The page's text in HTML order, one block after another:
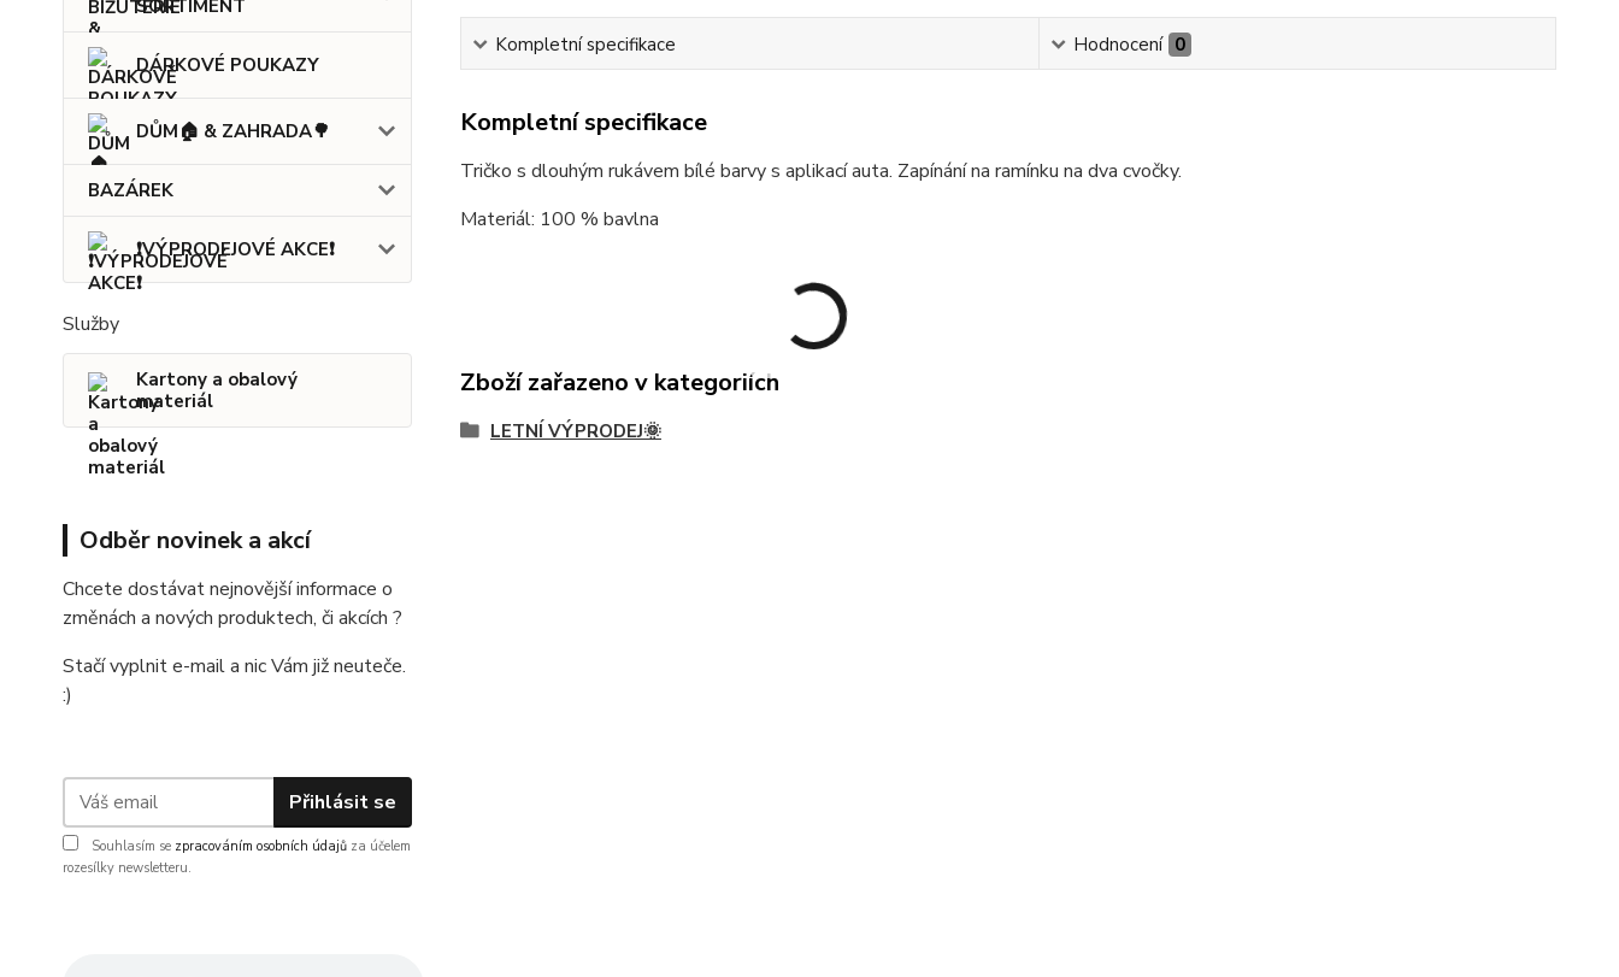
SORTIMENT
DÁRKOVÉ POUKAZY
DŮM🏠 & ZAHRADA🌳
BAZÁREK
❗VÝPRODEJOVÉ AKCE❗
Služby
Kartony a obalový
materiál
Odběr novinek a akcí
Chcete dostávat nejnovější informace o
změnách a nových produktech, či akcích ?
Stačí vyplnit e-mail a nic Vám již neuteče.
:)
Přihlásit se
Souhlasím se zpracováním osobních údajů za účelem
rozesílky newsletteru.
Kompletní specifikace Hodnocení 0
Kompletní specifikace
Tričko s dlouhým rukávem bílé barvy s aplikací auta. Zapínání na ramínku na dva cvočky.
Materiál: 100 % bavlna
Zboží zařazeno v kategoriích
LETNÍ VÝPRODEJ🌞